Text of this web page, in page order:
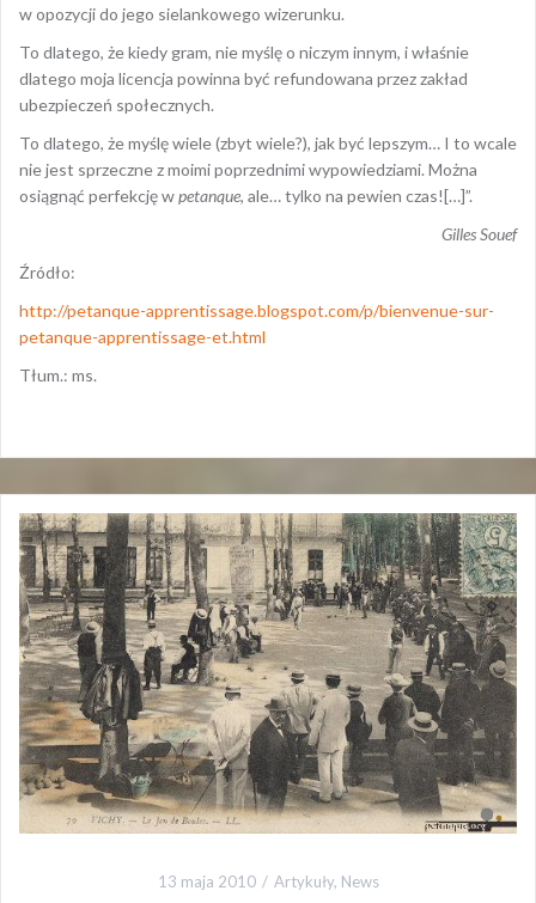
w opozycji do jego sielankowego wizerunku.
To dlatego, że kiedy gram, nie myślę o niczym innym, i właśnie
dlatego moja licencja powinna być refundowana przez zakład
ubezpieczeń społecznych.
To dlatego, że myślę wiele (zbyt wiele?), jak być lepszym… I to wcale
nie jest sprzeczne z moimi poprzednimi wypowiedziami. Można
osiągnąć perfekcję wpetanque, ale… tylko na pewien czas![…]”.
Gilles Souef
Źródło:
http://petanque-apprentissage.blogspot.com/p/bienvenue-sur-
petanque-apprentissage-et.html
Tłum.: ms.
13 maja 2010 Artykuły, News